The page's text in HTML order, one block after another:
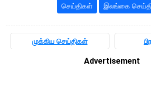
செய்திகள் இலங்கை
முக்கிய செய்திகள்
Advertisement